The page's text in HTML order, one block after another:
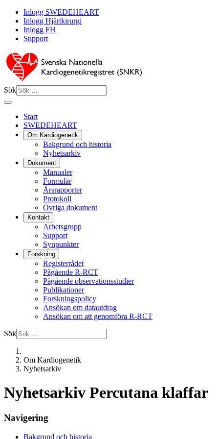
Inlogg SWEDEHEART
Inlogg Hjärtkirurgi
Inlogg FH
Support
Sök
Start
SWEDEHEART
Om Kardiogenetik
Bakgrund och historia
Nyhetsarkiv
Dokument
Manualer
Formulär
Årsrapporter
Protokoll
Övriga dokument
Kontakt
Arbetsgrupp
Support
Synpunkter
Forskning
Registerrådet
Pågående R-RCT
Pågående observationsstudier
Publikationer
Forskningspolicy
Ansökan om datautdrag
Ansökan om att genomföra R-RCT
Sök
Om Kardiogenetik
Nyhetsarkiv
Nyhetsarkiv Percutana klaffar
Navigering
Bakgrund och historia